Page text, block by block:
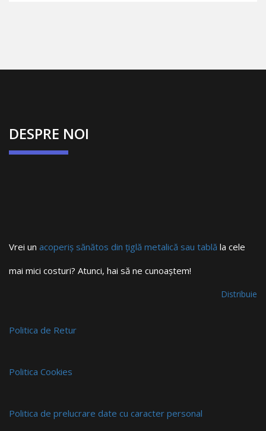
DESPRE NOI
Vrei un acoperiș sănătos din țiglă metalică sau tablă la cele
mai mici costuri? Atunci, hai să ne cunoaștem!
Distribuie
Politica de Retur
Politica Cookies
Politica de prelucrare date cu caracter personal